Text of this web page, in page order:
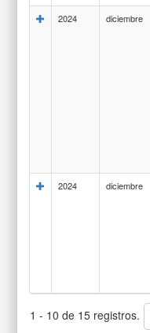
2024 diciembre
2024 diciembre
1 - 10 de 15 registros.